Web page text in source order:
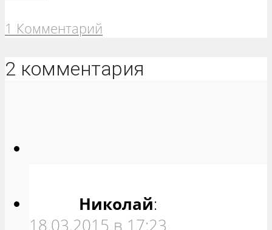
1 Комментарий
2 комментария
Николай:
18.03.2015 в 17:23